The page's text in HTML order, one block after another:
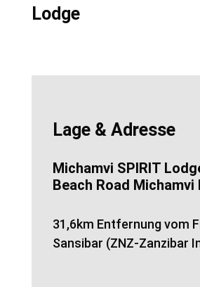
Lodge
Lage & Adresse
Michamvi SPIRIT
Beach Road Michamvi
31,6km Entfernung vom
Sansibar (ZNZ-Zanzibar